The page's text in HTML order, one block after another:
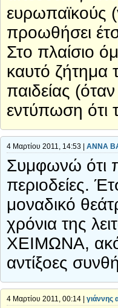
ευρωπαϊκούς
προωθήσει
Στο πλαίσιο
καυτό ζήτημα
παιδείας
εντύπωση ότι
4 Μαρτίου 2011, 14:53 | ΑΝΝΑ
Συμφωνώ ότι
περιοδείες.
μοναδικό
χρόνια της
ΧΕΙΜΩΝΑ,
αντίξοες
4 Μαρτίου 2011, 00:14 | γιάννης